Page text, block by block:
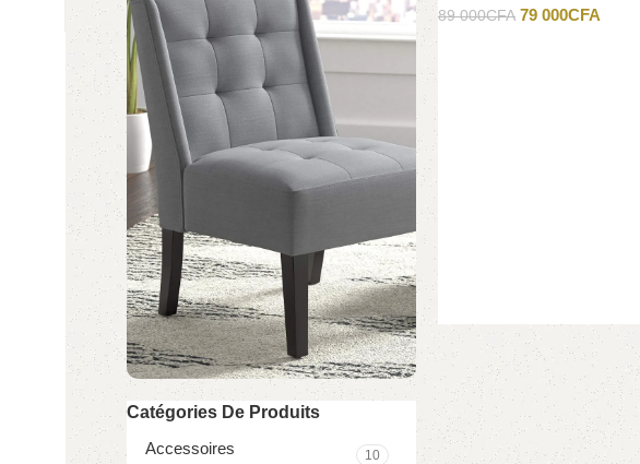
Découvre notre
Fauteuil Capitonné
Catégories De Produits
Accessoires
10
89 000CFA 79 000CFA